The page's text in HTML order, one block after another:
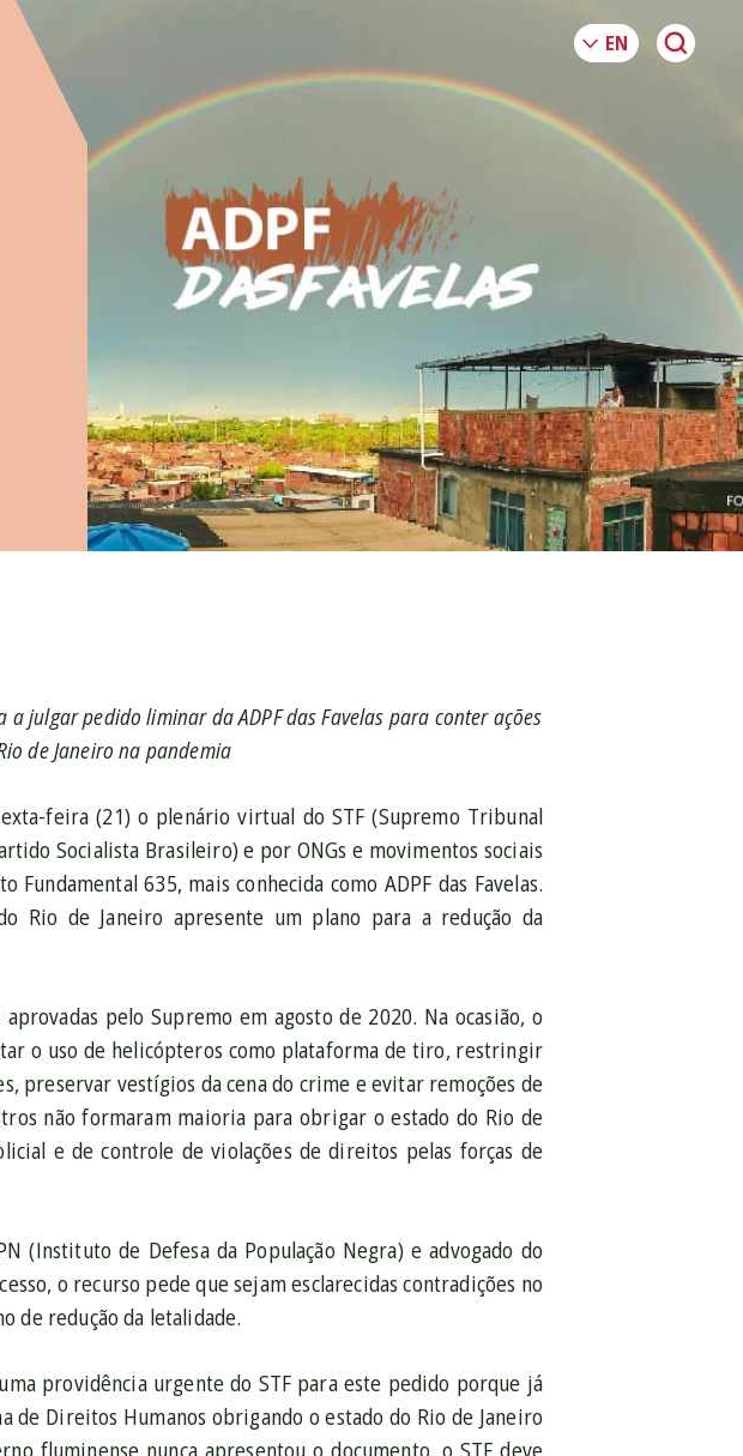
julgar pedido liminar da ADPF das Favelas para conter ações
de Janeiro na pandemia
feira (21) o plenário virtual do STF (Supremo Tribunal
Socialista Brasileiro) e por ONGs e movimentos sociais
635, mais conhecida como ADPF das Favelas.
Rio de Janeiro apresente um plano para a redução da
pelo Supremo em agosto de 2020. Na ocasião, o
o uso de helicópteros como plataforma de tiro, restringir
preservar vestígios da cena do crime e evitar remoções de
não formaram maioria para obrigar o estado do Rio de
e de controle de violações de direitos pelas forças de
(Instituto de Defesa da População Negra) e advogado do
o recurso pede que sejam esclarecidas contradições no
de redução da letalidade.
providência urgente do STF para este pedido porque já
Direitos Humanos obrigando o estado do Rio de Janeiro
fluminense nunca apresentou o documento, o STF deve